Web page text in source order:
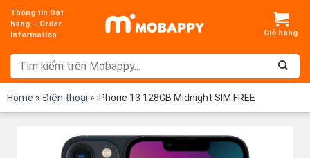
Chuyển
đến
dung
Thông tin Đặt
hàng – Order
Information
Home » Điện thoại » iPhone 13 128GB Midnight SIM FREE